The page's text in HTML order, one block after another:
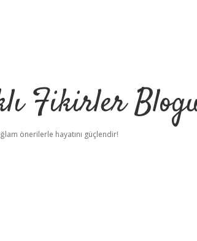
Fikirler
önerilerle hayatını güçlendir!